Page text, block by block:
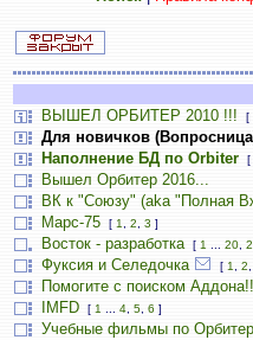
ВЫШЕЛ ОРБИТЕР 2010 !!! [
Для новичков
Наполнение БД по Orbiter [
Вышел Орбитер 2016...
ВК к "Союзу" (aka "Полная
Марс-75 [ 1 2 3 ]
Восток - разработка [ 1 20
Фуксия и Селедочка [ 1 2
Помогите с поиском Аддона!!
IMFD [ 1 4 5 6 ]
Учебные фильмы по